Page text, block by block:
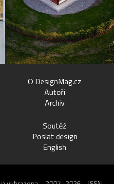
O DesignMag.cz
Autoři
Archiv
Soutěž
Poslat design
English